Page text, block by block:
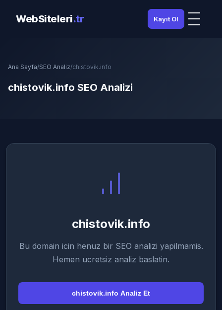
WebSiteleri.tr Kayıt Ol
Ana Sayfa/SEO Analiz/chistovik.info
chistovik.info SEO Analizi
chistovik.info
Bu domain icin henuz bir SEO analizi yapilmamis.
Hemen ucretsiz analiz baslatin.
chistovik.info Analiz Et